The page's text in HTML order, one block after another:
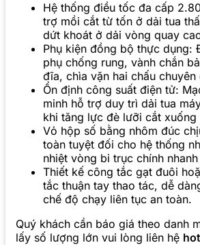
Hệ thống điều tốc đa cấp
trợ mồi cắt từ tốn ở dải tua
dứt khoát ở dải vòng quay
Phụ kiện đồng bộ thực dụng:
phụ chống rung, vành chắn
đĩa, chìa vặn hai chấu chuyên
Ổn định công suất điện tử:
minh hỗ trợ duy trì dải tua
khi tăng lực đè lưỡi cắt xuống
Vỏ hộp số bằng nhôm đúc
toàn tuyệt đối cho hệ thống
nhiệt vòng bi trục chính
Thiết kế công tắc gạt đuôi
tắc thuận tay thao tác, dễ
chế độ chạy liên tục an toàn.
Quý khách cần báo giá theo danh
lấy số lượng lớn vui lòng liên hệ